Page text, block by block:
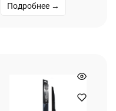
Подробнее →